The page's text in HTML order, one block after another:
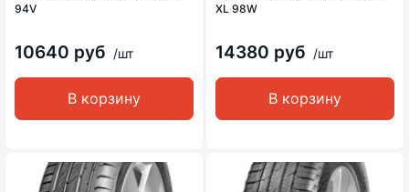
94V
10640 руб /шт
В корзину
XL 98W
14380 руб /шт
В корзину